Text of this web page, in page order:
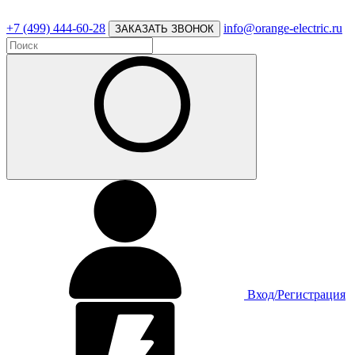
+7 (499) 444-60-28 ЗАКАЗАТЬ ЗВОНОК info@orange-electric.ru
Вход/Регистрация